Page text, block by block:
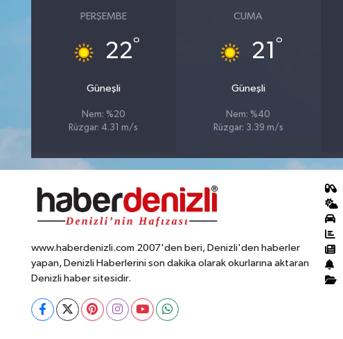
PERŞEMBE
22°
Güneşli
Nem: %20
Rüzgar: 4.31 m/s
CUMA
21 °
Güneşli
Nem: %40
Rüzgar: 3.39 m/s
www.haberdenizli.com 2007'den beri, Denizli'den haberler
yapan, Denizli Haberlerini son dakika olarak okurlarına aktaran
Denizli haber sitesidir.